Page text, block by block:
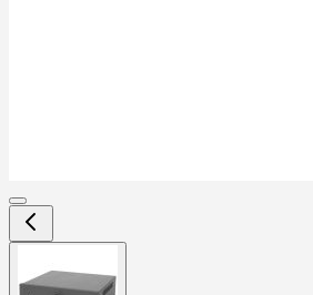
larger
image